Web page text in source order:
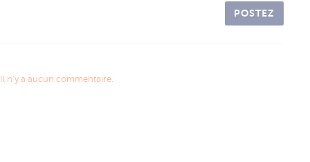
POSTEZ
Il n'y a aucun commentaire.